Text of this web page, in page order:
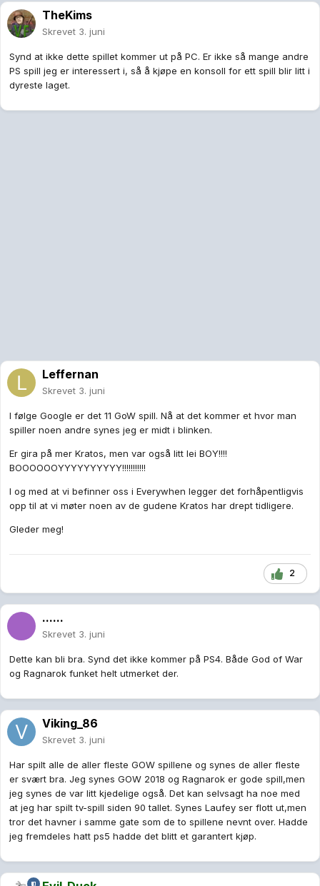
TheKims
Skrevet 3. juni
Synd at ikke dette spillet kommer ut på PC. Er ikke så mange andre
PS spill jeg er interessert i, så å kjøpe en konsoll for ett spill blir litt i
dyreste laget.
Leffernan
Skrevet 3. juni
I følge Google er det 11 GoW spill. Nå at det kommer et hvor man
spiller noen andre synes jeg er midt i blinken.
Er gira på mer Kratos, men var også litt lei BOY!!!!
BOOOOOOYYYYYYYYYY!!!!!!!!!!!
I og med at vi befinner oss i Everywhen legger det forhåpentligvis
opp til at vi møter noen av de gudene Kratos har drept tidligere.
Gleder meg!
2
......
Skrevet 3. juni
Dette kan bli bra. Synd det ikke kommer på PS4. Både God of War
og Ragnarok funket helt utmerket der.
Viking_86
Skrevet 3. juni
Har spilt alle de aller fleste GOW spillene og synes de aller fleste
er svært bra. Jeg synes GOW 2018 og Ragnarok er gode spill,men
jeg synes de var litt kjedelige også. Det kan selvsagt ha noe med
at jeg har spilt tv-spill siden 90 tallet. Synes Laufey ser flott ut,men
tror det havner i samme gate som de to spillene nevnt over. Hadde
jeg fremdeles hatt ps5 hadde det blitt et garantert kjøp.